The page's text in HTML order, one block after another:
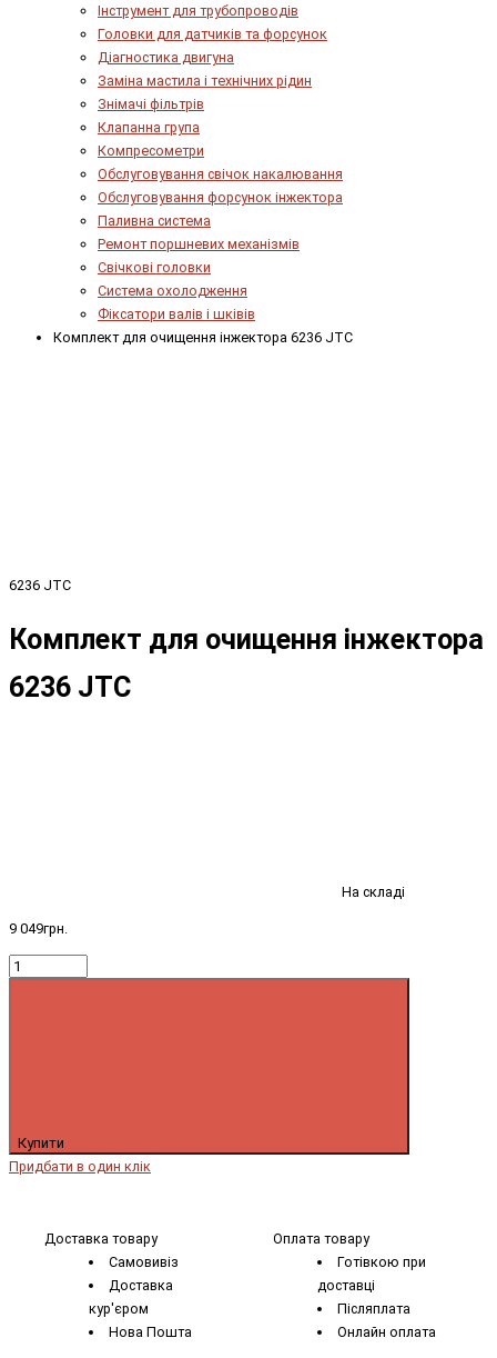
Інструмент для трубопроводів
Головки для датчиків та форсунок
Діагностика двигуна
Заміна мастила і технічних рідин
Знімачі фільтрів
Клапанна група
Компресометри
Обслуговування свічок накалювання
Обслуговування форсунок інжектора
Паливна система
Ремонт поршневих механізмів
Свічкові головки
Система охолодження
Фіксатори валів і шківів
Комплект для очищення інжектора 6236 JTC
6236 JTC
Комплект для очищення інжектора
6236 JTC
На складі
9 049грн.
Купити
Придбати в один клік
Доставка товару
Самовивіз
Доставка
кур'єром
Нова Пошта
Оплата товару
Готівкою при
доставці
Післяплата
Онлайн оплата